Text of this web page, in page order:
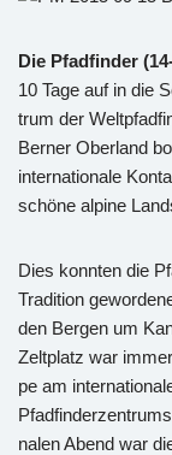
Die Pfad­fin­der
10 Tage auf in die
trum der
Ber­ner Ober­land
in­ter­na­tio­na­le
schö­ne al­pi­ne
Dies konn­ten die
Tra­di­ti­on
den Ber­gen um
Zelt­platz war
pe am
na­len Abend war